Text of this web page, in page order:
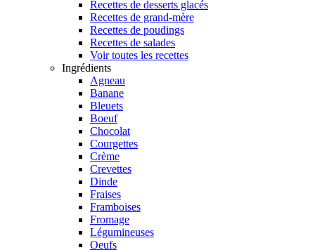
Recettes de desserts glacés
Recettes de grand-mère
Recettes de poudings
Recettes de salades
Voir toutes les recettes
Ingrédients
Agneau
Banane
Bleuets
Boeuf
Chocolat
Courgettes
Crème
Crevettes
Dinde
Fraises
Framboises
Fromage
Légumineuses
Oeufs